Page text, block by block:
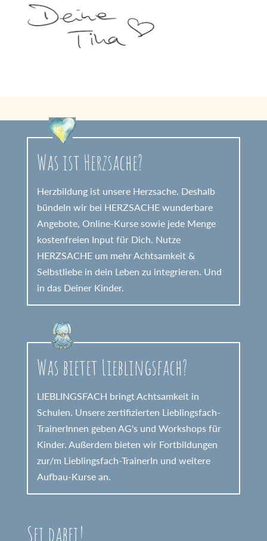
Was ist Herzsache?
Herzbildung ist unsere Herzsache. Deshalb
bündeln wir bei HERZSACHE wunderbare
Angebote, Online-Kurse sowie jede Menge
kostenfreien Input für Dich. Nutze
HERZSACHE um mehr Achtsamkeit &
Selbstliebe in dein Leben zu integrieren. Und
in das Deiner Kinder.
Was bietet Lieblingsfach?
LIEBLINGSFACH bringt Achtsamkeit in
Schulen. Unsere zertifizierten Lieblingsfach-
TrainerInnen geben AG's und Workshops für
Kinder. Außerdem bieten wir Fortbildungen
zur/m Lieblingsfach-TrainerIn und weitere
Aufbau-Kurse an.
Sei dabei!